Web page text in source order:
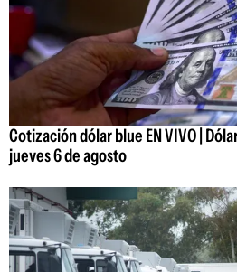
Cotización dólar blue EN VIVO |
jueves 6 de agosto